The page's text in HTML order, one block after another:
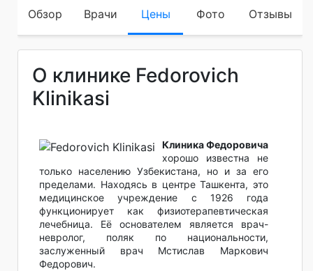
Обзор Врачи Цены Фото Отзывы
О клинике Fedorovich
Klinikasi
Клиника Федоровича
хорошо известна не
только населению Узбекистана, но и за его
пределами. Находясь в центре Ташкента, это
медицинское учреждение с 1926 года
функционирует как физиотерапевтическая
лечебница. Её основателем является врач-
невролог, поляк по национальности,
заслуженный врач Мстислав Маркович
Федорович.